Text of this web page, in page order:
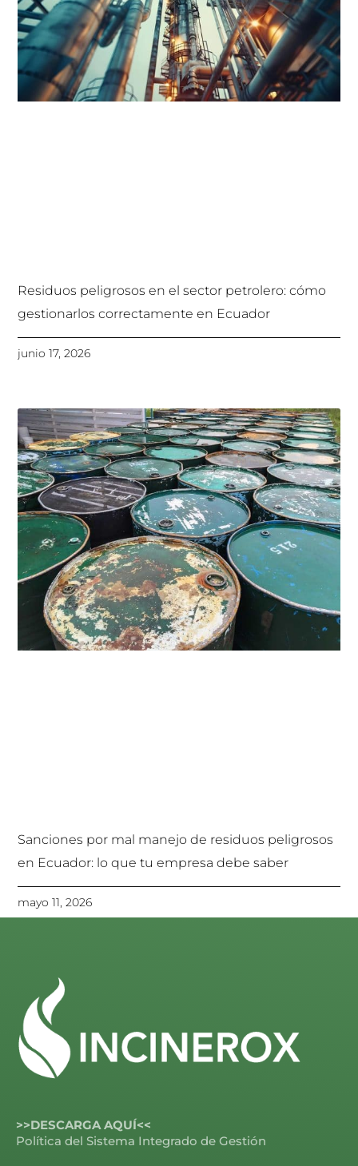
Residuos peligrosos en el sector petrolero: cómo
gestionarlos correctamente en Ecuador
junio 17, 2026
Sanciones por mal manejo de residuos peligrosos
en Ecuador: lo que tu empresa debe saber
mayo 11, 2026
>>DESCARGA AQUÍ<<
Política del Sistema Integrado de Gestión